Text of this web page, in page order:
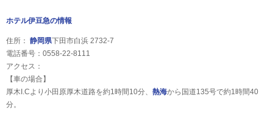
ホテル伊豆急の情報
住所： 静岡県下田市白浜 2732-7
電話番号：0558-22-8111
アクセス：
【車の場合】
厚木I.Cより小田原厚木道路を約1時間10分、 熱海から国道135号で約1時間40
分。